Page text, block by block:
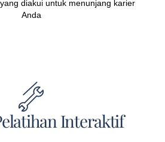
diakui untuk menunjang karier
Anda
Interaktif